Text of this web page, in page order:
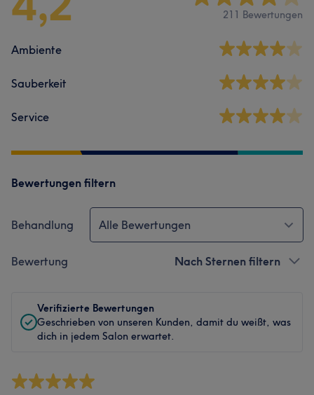
211 Bewertungen
Ambiente
Sauberkeit
Service
Bewertungen filtern
Behandlung Alle Bewertungen
Bewertung Nach Sternen filtern
Verifizierte Bewertungen
Geschrieben von unseren Kunden, damit du weißt, was
dich in jedem Salon erwartet.